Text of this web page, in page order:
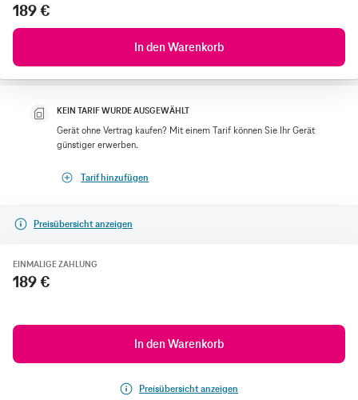
189 €
In den Warenkorb
KEIN TARIF WURDE AUSGEWÄHLT
Gerät ohne Vertrag kaufen? Mit einem Tarif können Sie Ihr Gerät
günstiger erwerben.
Tarif hinzufügen
Preisübersicht anzeigen
EINMALIGE ZAHLUNG
189 €
In den Warenkorb
Preisübersicht anzeigen